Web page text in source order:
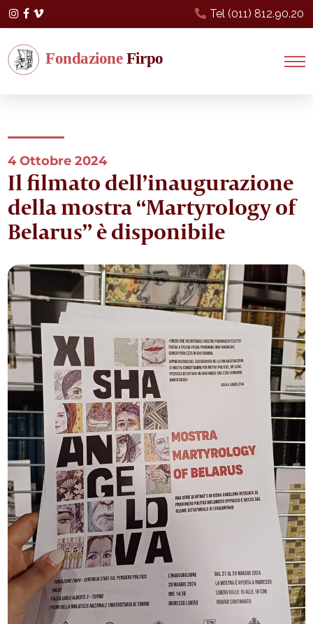
Tel (011) 812.90.20
Instagram
Facebook
Vimeo
4 Ottobre 2024
Il filmato dell’inaugurazione
della mostra “Martyrology of
Belarus” è disponibile